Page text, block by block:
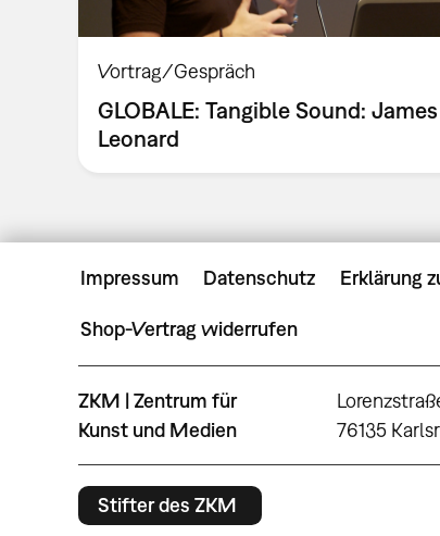
Vortrag/Gespräch
GLOBALE: Tangible Sound: James
Leonard
Impressum Datenschutz Erklärung
Shop-Vertrag widerrufen
ZKM | Zentrum für
Kunst und Medien
76135
Stifter des ZKM